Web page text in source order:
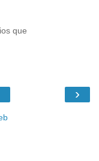
que
›